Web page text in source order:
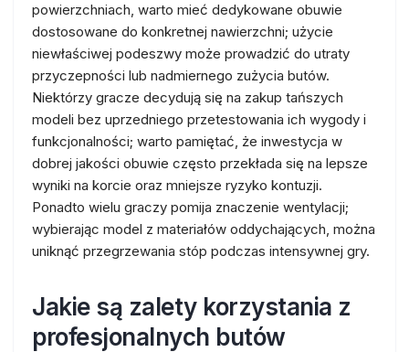
powierzchniach, warto mieć dedykowane obuwie
dostosowane do konkretnej nawierzchni; użycie
niewłaściwej podeszwy może prowadzić do utraty
przyczepności lub nadmiernego zużycia butów.
Niektórzy gracze decydują się na zakup tańszych
modeli bez uprzedniego przetestowania ich wygody i
funkcjonalności; warto pamiętać, że inwestycja w
dobrej jakości obuwie często przekłada się na lepsze
wyniki na korcie oraz mniejsze ryzyko kontuzji.
Ponadto wielu graczy pomija znaczenie wentylacji;
wybierając model z materiałów oddychających, można
uniknąć przegrzewania stóp podczas intensywnej gry.
Jakie są zalety korzystania z
profesjonalnych butów